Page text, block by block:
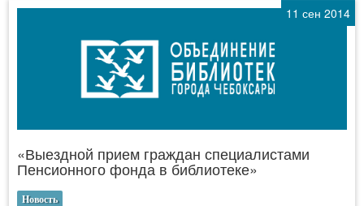
11 сен 2014
«Выездной прием граждан специалистами
Пенсионного фонда в библиотеке»
Новость